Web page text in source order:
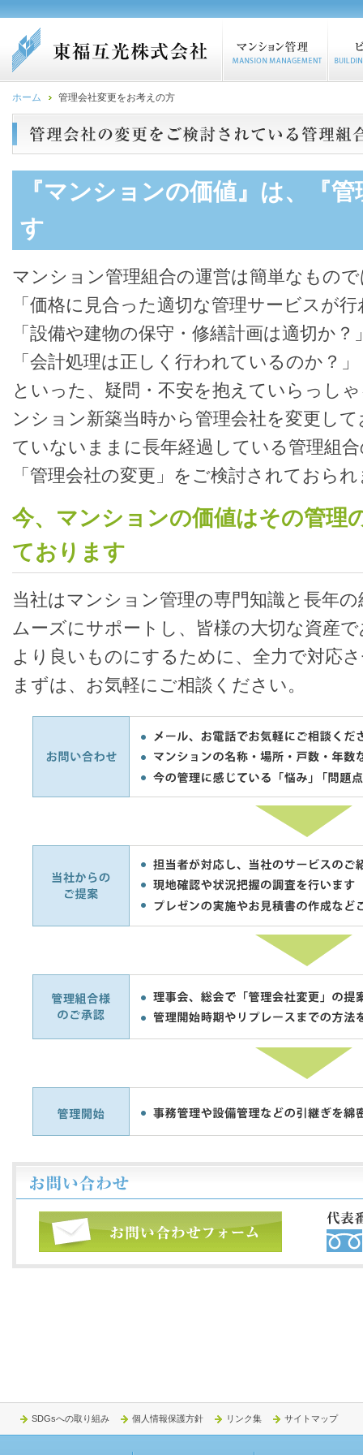
ホーム 管理会社変更をお考えの方
『マンションの価値』は、『
す
マンション管理組合の運営は簡単なもの
「価格に見合った適切な管理サービスが
「設備や建物の保守・修繕計画は適切か？
「会計処理は正しく行われているのか？」
といった、疑問・不安を抱えていらっし
ンション新築当時から管理会社を変更し
ていないままに長年経過している管理組
「管理会社の変更」をご検討されておら
今、マンションの価値はその管理
ております
当社はマンション管理の専門知識と長年
ムーズにサポートし、皆様の大切な資産
より良いものにするために、全力で対応
まずは、お気軽にご相談ください。
SDGsへの取り組み 個人情報保護方針 リンク集 サイトマップ